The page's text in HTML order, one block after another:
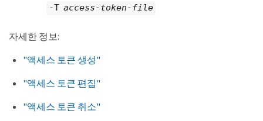
-T access-token-file
자세한 정보:
"액세스 토큰 생성"
"액세스 토큰 편집"
"액세스 토큰 취소"